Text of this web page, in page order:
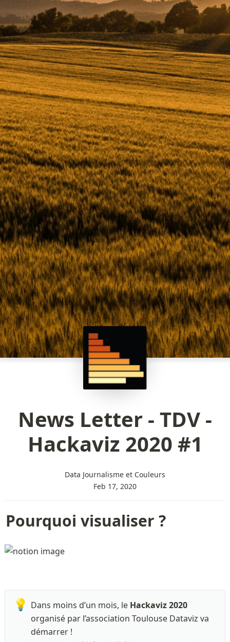
News Letter - TDV -
Hackaviz 2020 #1
Data Journalisme et Couleurs
Feb 17, 2020
Pourquoi visualiser ?
💡 Dans moins d’un mois, le Hackaviz 2020
organisé par l’association Toulouse Dataviz va
démarrer !